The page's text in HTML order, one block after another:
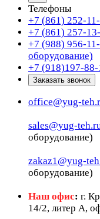
Телефоны
+7 (861) 252-
+7 (861) 257-
+7 (988) 956-
оборудование)
+7 (918)197-88-
Заказать звонок
office@yug-
sales@yug-
оборудование)
zakaz1@yug-
оборудование)
Наш офис: г.
14/2, литер А,